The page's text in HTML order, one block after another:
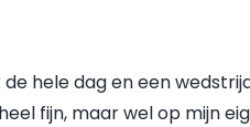
hele dag en een
fijn, maar wel op mijn